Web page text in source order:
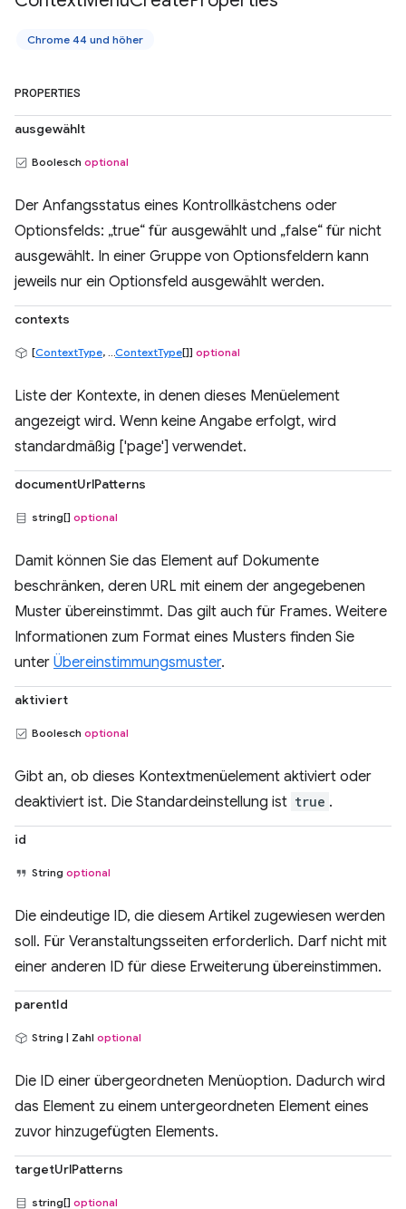
Chrome 44 und höher
PROPERTIES
ausgewählt
Boolesch optional
Der Anfangsstatus eines Kontrollkästchens oder
Optionsfelds: „true“ für ausgewählt und „false“ für nicht
ausgewählt. In einer Gruppe von Optionsfeldern kann
jeweils nur ein Optionsfeld ausgewählt werden.
contexts
[ContextType, ...ContextType[]] optional
Liste der Kontexte, in denen dieses Menüelement
angezeigt wird. Wenn keine Angabe erfolgt, wird
standardmäßig ['page'] verwendet.
documentUrlPatterns
string[] optional
Damit können Sie das Element auf Dokumente
beschränken, deren URL mit einem der angegebenen
Muster übereinstimmt. Das gilt auch für Frames. Weitere
Informationen zum Format eines Musters finden Sie
unter Übereinstimmungsmuster.
aktiviert
Boolesch optional
Gibt an, ob dieses Kontextmenüelement aktiviert oder
deaktiviert ist. Die Standardeinstellung ist true .
id
String optional
Die eindeutige ID, die diesem Artikel zugewiesen werden
soll. Für Veranstaltungsseiten erforderlich. Darf nicht mit
einer anderen ID für diese Erweiterung übereinstimmen.
parentId
String | Zahl optional
Die ID einer übergeordneten Menüoption. Dadurch wird
das Element zu einem untergeordneten Element eines
zuvor hinzugefügten Elements.
targetUrlPatterns
string[] optional